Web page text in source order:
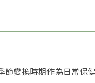
節變換時期作為日常保